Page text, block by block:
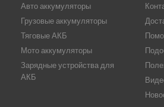
Авто аккумуляторы
Грузовые аккумуляторы
Тяговые АКБ
Мото аккумуляторы
Зарядные устройства для
АКБ